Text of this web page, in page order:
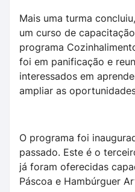
Mais uma turma
um curso de
programa
foi em panificação e
interessados em
ampliar as
O programa foi
passado. Este é o
já foram oferecidas
Páscoa e Hambúrguer